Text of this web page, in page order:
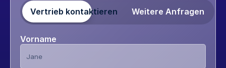
Vertrieb kontaktieren Weitere Anfragen
Vorname